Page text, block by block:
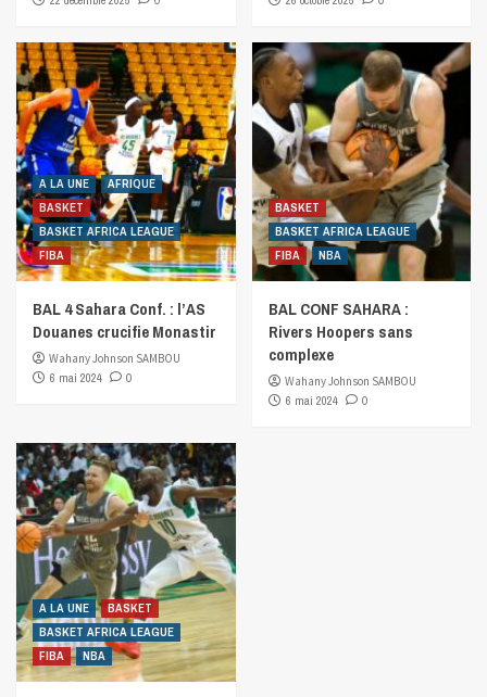
A LA UNE
AFRIQUE
BASKET
BASKET AFRICA LEAGUE
FIBA
BAL 4 Sahara Conf. : l’AS
Douanes crucifie Monastir
Wahany Johnson SAMBOU
6 mai 2024
0
BASKET
BASKET AFRICA LEAGUE
FIBA
NBA
BAL CONF SAHARA :
Rivers Hoopers sans
complexe
Wahany Johnson SAMBOU
6 mai 2024
0
A LA UNE
BASKET
BASKET AFRICA LEAGUE
FIBA
NBA